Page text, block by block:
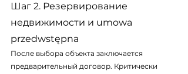
Шаг 2. Резервирование
недвижимости и umowa
przedwstępna
После выбора объекта заключается
предварительный договор. Критически